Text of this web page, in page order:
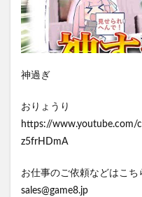
神過ぎ
おりょうり
https://www.youtube.com/
z5frHDmA
お仕事のご依頼などはこ
sales@game8.jp